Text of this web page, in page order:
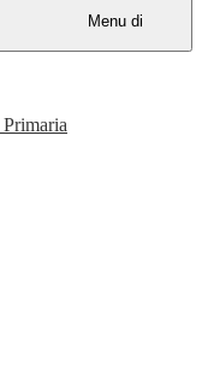
Menu di